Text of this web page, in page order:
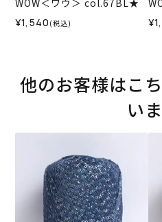
WOW＜ワウ＞ col.67BL★
¥1,540 (税込)
他のお客様はこ
い